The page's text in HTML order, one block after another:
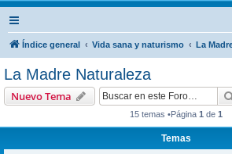
Índice general Vida sana y naturismo La
La Madre Naturaleza
Nuevo Tema
15 temas •Página 1 de 1
Temas